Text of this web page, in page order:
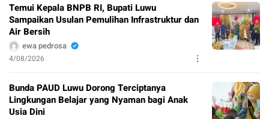
Temui Kepala BNPB RI, Bupati Luwu
Sampaikan Usulan Pemulihan Infrastruktur dan
Air Bersih
ewa pedrosa
4/08/2026
Bunda PAUD Luwu Dorong Terciptanya
Lingkungan Belajar yang Nyaman bagi Anak
Usia Dini